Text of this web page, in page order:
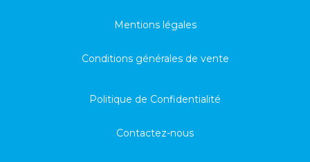
Mentions légales
Conditions générales de vente
Politique de Confidentialité
Contactez-nous